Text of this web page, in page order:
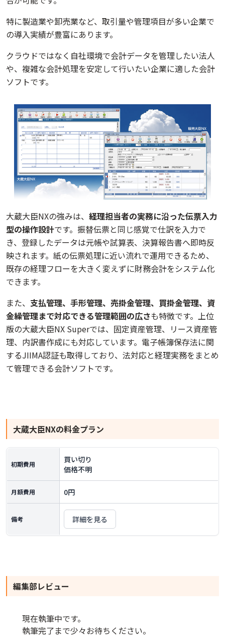
特に製造業や卸売業など、取引量や管理項目が多い企業で
の導入実績が豊富にあります。
クラウドではなく自社環境で会計データを管理したい法人
や、複雑な会計処理を安定して行いたい企業に適した会計
ソフトです。
大蔵大臣NXの強みは、 経理担当者の実務に沿った伝票入力
型の操作設計です。振替伝票と同じ感覚で仕訳を入力で
き、登録したデータは元帳や試算表、決算報告書へ即時反
映されます。紙の伝票処理に近い流れで運用できるため、
既存の経理フローを大きく変えずに財務会計をシステム化
できます。
また、 支払管理、手形管理、売掛金管理、買掛金管理、資
金繰管理まで対応できる管理範囲の広さも特徴です。上位
版の大蔵大臣NX Superでは、固定資産管理、リース資産管
理、内訳書作成にも対応しています。電子帳簿保存法に関
するJIIMA認証も取得しており、法対応と経理実務をまとめ
て管理できる会計ソフトです。
大蔵大臣NXの料金プラン
初期費用
買い切り
価格不明
月額費用 0円
備考 詳細を見る
編集部レビュー
現在執筆中です。
執筆完了まで少々お待ちください。